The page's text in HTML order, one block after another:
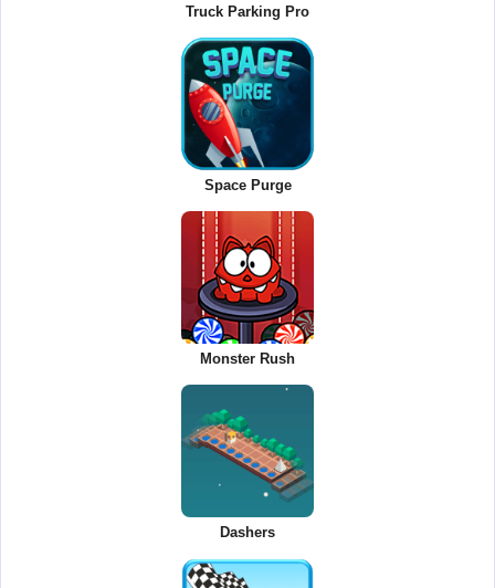
Truck Parking Pro
Space Purge
Monster Rush
Dashers